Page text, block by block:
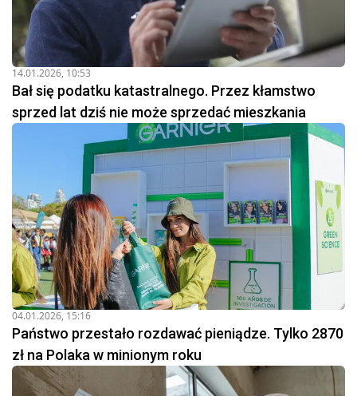
14.01.2026, 10:53
Bał się podatku katastralnego. Przez kłamstwo
sprzed lat dziś nie może sprzedać mieszkania
04.01.2026, 15:16
Państwo przestało rozdawać pieniądze. Tylko 2870
zł na Polaka w minionym roku